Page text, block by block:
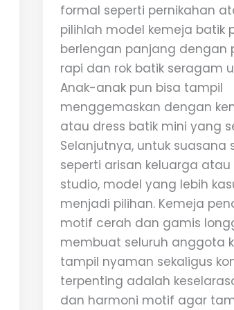
formal seperti pernikahan
pilihlah model kemeja batik
berlengan panjang dengan
rapi dan rok batik seragam
Anak-anak pun bisa tampil
menggemaskan dengan
atau dress batik mini yang
Selanjutnya, untuk suasana
seperti arisan keluarga
studio, model yang lebih
menjadi pilihan. Kemeja
motif cerah dan gamis
membuat seluruh anggota
tampil nyaman sekaligus
terpenting adalah
dan harmoni motif agar